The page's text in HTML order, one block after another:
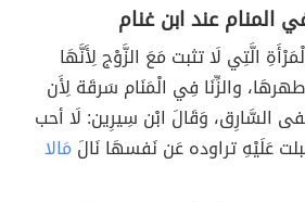
المنام عند ابن غنام
الَّتِي لَا تثبت مَعَ الزَّوْج لِأَنَّهَا
والزِّنَا فِي الْمَنَام سَرقَة لِأَن
السَّارِق، وَقَالَ ابْن سِيرِين: لَا أحب
عَلَيْهِ تراوده عَن نَفسهَا نَالَ مَالا